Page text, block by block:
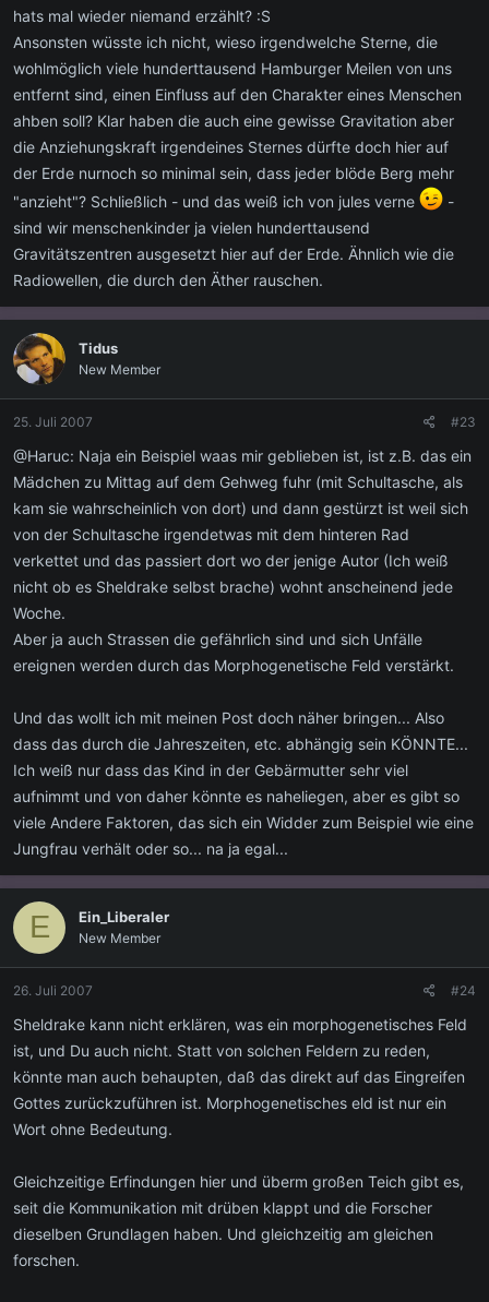
hats mal wieder niemand erzählt? :S
Ansonsten wüsste ich nicht, wieso irgendwelche Sterne, die
wohlmöglich viele hunderttausend Hamburger Meilen von uns
entfernt sind, einen Einfluss auf den Charakter eines Menschen
ahben soll? Klar haben die auch eine gewisse Gravitation aber
die Anziehungskraft irgendeines Sternes dürfte doch hier auf
der Erde nurnoch so minimal sein, dass jeder blöde Berg mehr
"anzieht"? Schließlich - und das weiß ich von jules verne
-
sind wir menschenkinder ja vielen hunderttausend
Gravitätszentren ausgesetzt hier auf der Erde. Ähnlich wie die
Radiowellen, die durch den Äther rauschen.
Tidus
New Member
25. Juli 2007 #23
@Haruc: Naja ein Beispiel waas mir geblieben ist, ist z.B. das ein
Mädchen zu Mittag auf dem Gehweg fuhr (mit Schultasche, als
kam sie wahrscheinlich von dort) und dann gestürzt ist weil sich
von der Schultasche irgendetwas mit dem hinteren Rad
verkettet und das passiert dort wo der jenige Autor (Ich weiß
nicht ob es Sheldrake selbst brache) wohnt anscheinend jede
Woche.
Aber ja auch Strassen die gefährlich sind und sich Unfälle
ereignen werden durch das Morphogenetische Feld verstärkt.
Und das wollt ich mit meinen Post doch näher bringen... Also
dass das durch die Jahreszeiten, etc. abhängig sein KÖNNTE...
Ich weiß nur dass das Kind in der Gebärmutter sehr viel
aufnimmt und von daher könnte es naheliegen, aber es gibt so
viele Andere Faktoren, das sich ein Widder zum Beispiel wie eine
Jungfrau verhält oder so... na ja egal...
E Ein_Liberaler
New Member
26. Juli 2007 #24
Sheldrake kann nicht erklären, was ein morphogenetisches Feld
ist, und Du auch nicht. Statt von solchen Feldern zu reden,
könnte man auch behaupten, daß das direkt auf das Eingreifen
Gottes zurückzuführen ist. Morphogenetisches eld ist nur ein
Wort ohne Bedeutung.
Gleichzeitige Erfindungen hier und überm großen Teich gibt es,
seit die Kommunikation mit drüben klappt und die Forscher
dieselben Grundlagen haben. Und gleichzeitig am gleichen
forschen.